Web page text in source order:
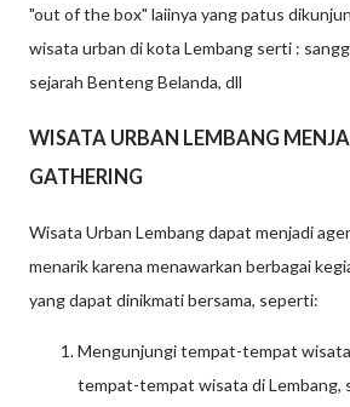
"out of the box" laiinya yang patus
wisata urban di kota Lembang serti :
sejarah Benteng Belanda, dll
WISATA URBAN LEMBANG
GATHERING
Wisata Urban Lembang dapat menjadi
menarik karena menawarkan berbagai
yang dapat dinikmati bersama, seperti:
Mengunjungi tempat-tempat
tempat-tempat wisata di Lembang,